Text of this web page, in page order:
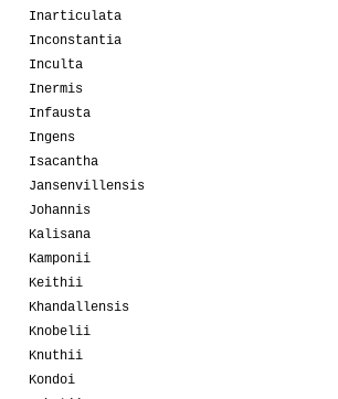
Inarticulata
Inconstantia
Inculta
Inermis
Infausta
Ingens
Isacantha
Jansenvillensis
Johannis
Kalisana
Kamponii
Keithii
Khandallensis
Knobelii
Knuthii
Kondoi